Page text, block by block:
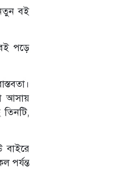
নতুন বই
পড়ে
আসায়
বাইরে
পর্যন্ত